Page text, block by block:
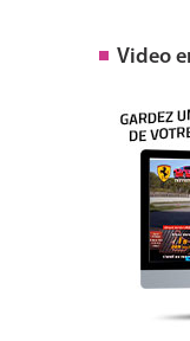
Video